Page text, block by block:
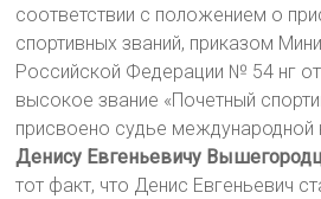
соответствии с положением о
спортивных званий, приказом
Российской Федерации № 54 нг
высокое звание «Почетный
присвоено судье международной
Денису Евгеньевичу
тот факт, что Денис Евгеньевич